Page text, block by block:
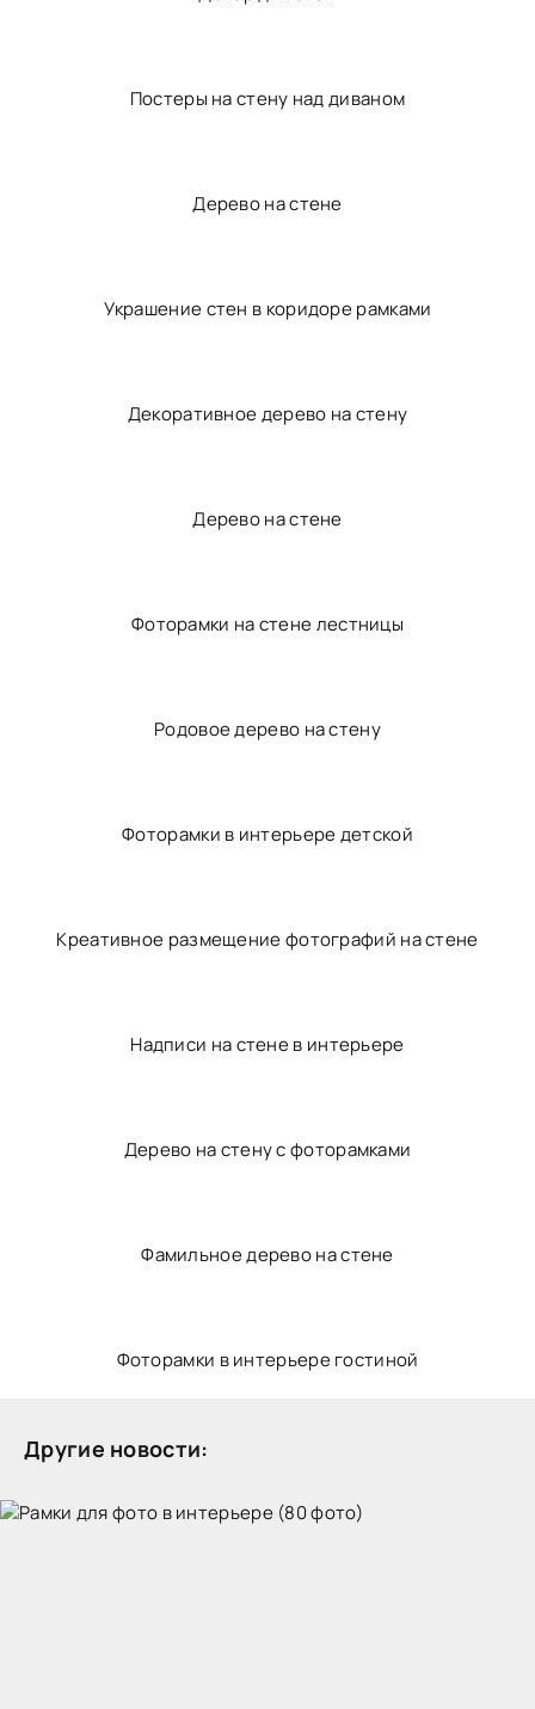
Украшение стен в спальне
Фразы на стене в интерьере
Декор для стен
Постеры на стену над диваном
Дерево на стене
Украшение стен в коридоре рамками
Декоративное дерево на стену
Дерево на стене
Фоторамки на стене лестницы
Родовое дерево на стену
Фоторамки в интерьере детской
Креативное размещение фотографий на стене
Надписи на стене в интерьере